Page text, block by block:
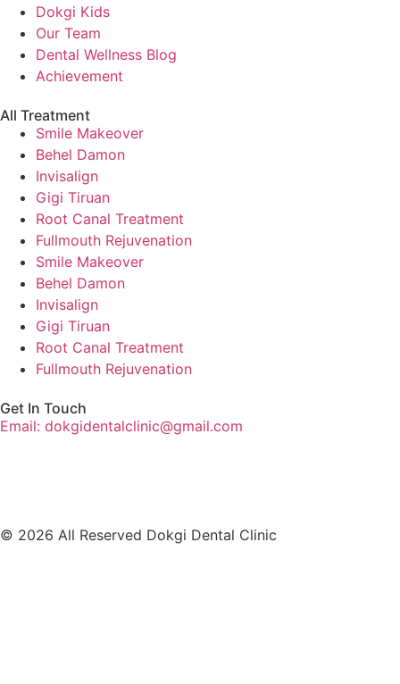
Dokgi Kids
Our Team
Dental Wellness Blog
Achievement
All Treatment
Smile Makeover
Behel Damon
Invisalign
Gigi Tiruan
Root Canal Treatment
Fullmouth Rejuvenation
Smile Makeover
Behel Damon
Invisalign
Gigi Tiruan
Root Canal Treatment
Fullmouth Rejuvenation
Get In Touch
Email: dokgidentalclinic@gmail.com
© 2026 All Reserved Dokgi Dental Clinic